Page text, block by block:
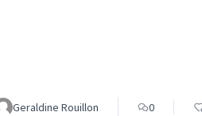
Geraldine Rouillon 0